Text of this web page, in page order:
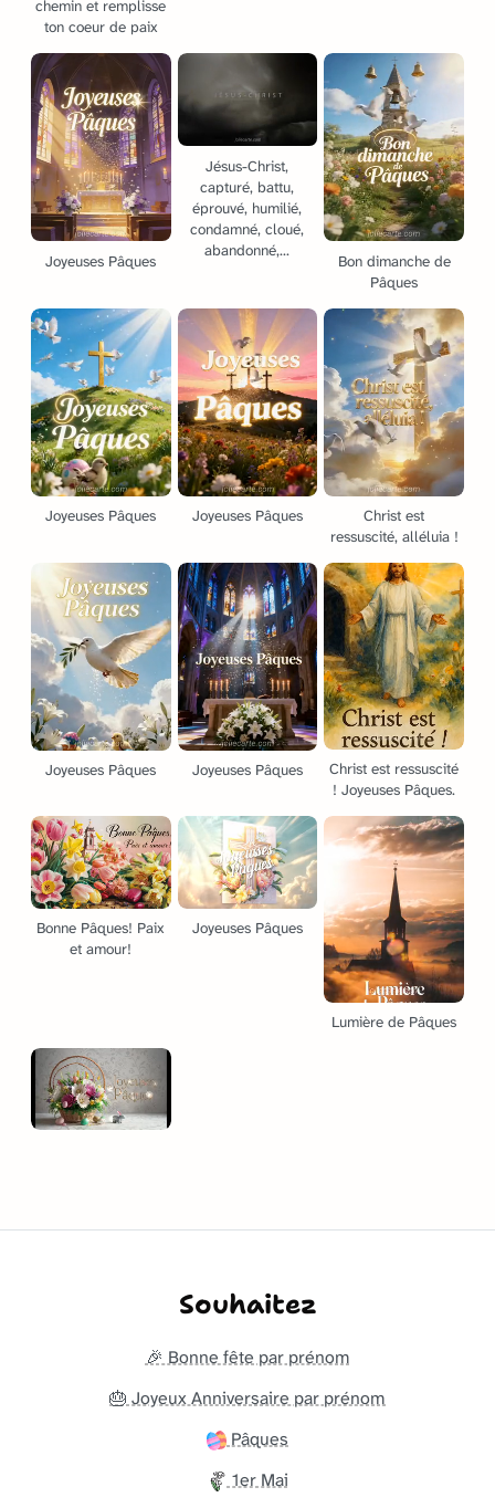
chemin et remplisse
ton coeur de paix
Joyeuses Pâques
Jésus-Christ,
capturé, battu,
éprouvé, humilié,
condamné, cloué,
abandonné,...
Bon dimanche de
Pâques
Joyeuses Pâques Joyeuses Pâques
Christ est
ressuscité, alléluia !
Joyeuses Pâques Joyeuses Pâques
Christ est ressuscité
! Joyeuses Pâques.
Bonne Pâques! Paix
et amour!
Joyeuses Pâques
Lumière de Pâques
Souhaitez
🎉 Bonne fête par prénom
🎂 Joyeux Anniversaire par prénom
Pâques
1er Mai